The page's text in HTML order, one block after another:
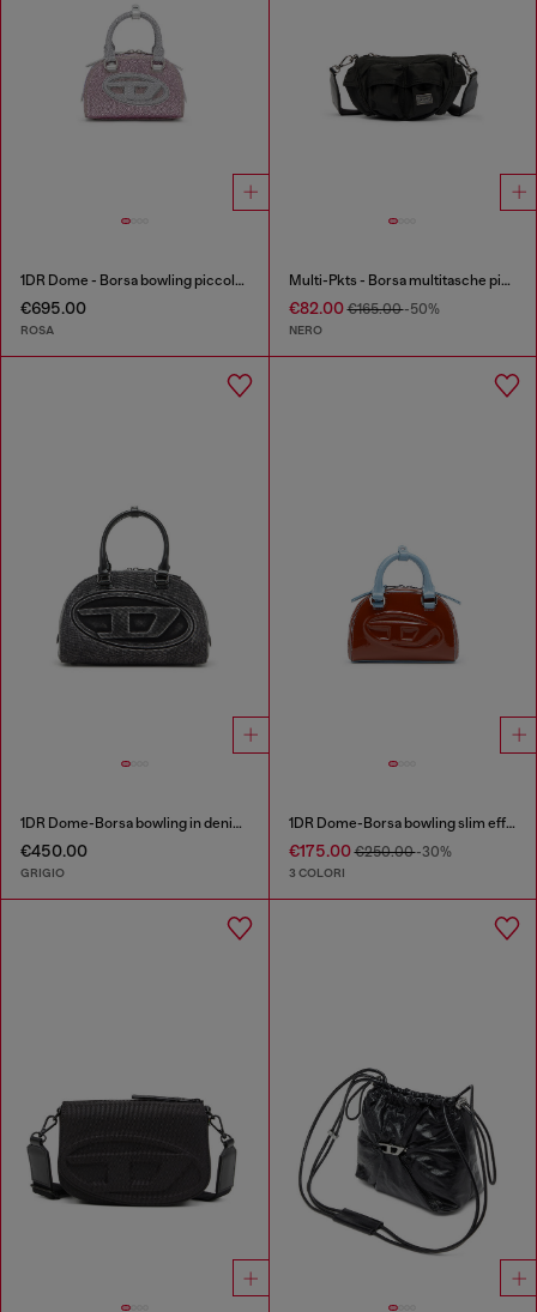
1DR Dome - Borsa bowling piccola in crystal lurex
€695.00
ROSA
Multi-Pkts - Borsa multitasche piccola in tessuto utility
€82.00€165.00-50%
NERO
1DR Dome-Borsa bowling in denim washed
€450.00
GRIGIO
1DR Dome-Borsa bowling slim effetto naplak
€175.00€250.00-30%
3 COLORI